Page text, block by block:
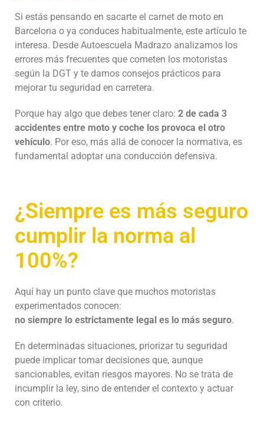
Si estás pensando en sacarte el carnet de moto en
Barcelona o ya conduces habitualmente, este artículo te
interesa. Desde Autoescuela Madrazo analizamos los
errores más frecuentes que cometen los motoristas
según la DGT y te damos consejos prácticos para
mejorar tu seguridad en carretera.
Porque hay algo que debes tener claro: 2 de cada 3
accidentes entre moto y coche los provoca el otro
vehículo. Por eso, más allá de conocer la normativa, es
fundamental adoptar una conducción defensiva.
¿Siempre es más seguro
cumplir la norma al
100%?
Aquí hay un punto clave que muchos motoristas
experimentados conocen:
no siempre lo estrictamente legal es lo más seguro.
En determinadas situaciones, priorizar tu seguridad
puede implicar tomar decisiones que, aunque
sancionables, evitan riesgos mayores. No se trata de
incumplir la ley, sino de entender el contexto y actuar
con criterio.